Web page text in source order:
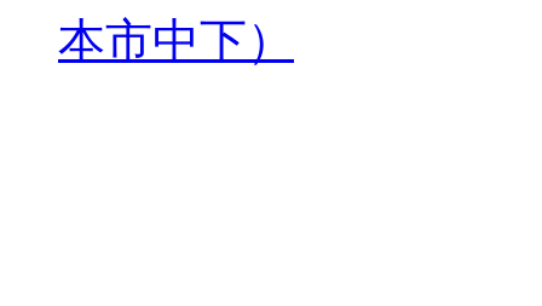
本市中下）